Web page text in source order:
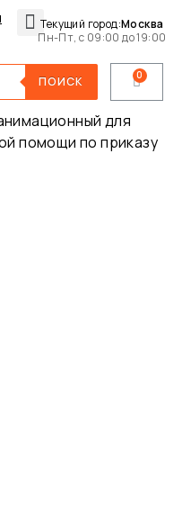
Текущий город:Москва
Пн-Пт, с 09:00 до 19:00
ПОИСК
для
помощи по приказу